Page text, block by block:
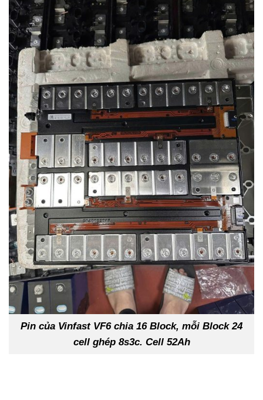
Pin của Vinfast VF6 chia 16 Block, mỗi Block 24
cell ghép 8s3c. Cell 52Ah